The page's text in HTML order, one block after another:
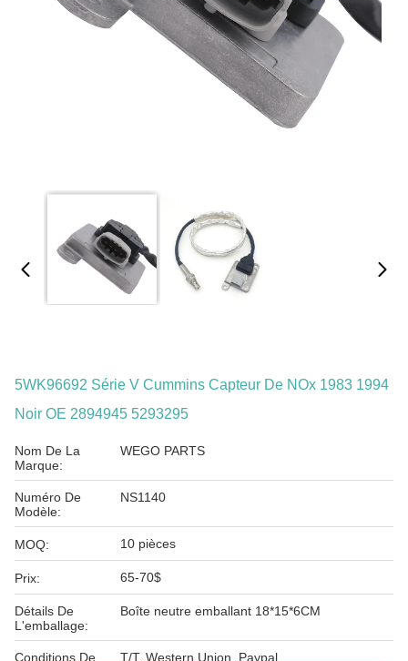
5WK96692 Série V Cummins Capteur De NOx 1983 1994
Noir OE 2894945 5293295
Nom De La
Marque:
WEGO PARTS
Numéro De
Modèle:
NS1140
MOQ: 10 pièces
Prix: 65-70$
Détails De
L'emballage:
Boîte neutre emballant 18*15*6CM
Conditions De
T/T, Western Union, Paypal